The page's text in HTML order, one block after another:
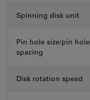
Spinning disk unit
Pin hole size/pin hole
spacing
Disk rotation speed